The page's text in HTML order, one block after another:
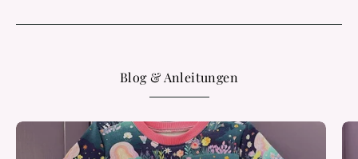
Blog & Anleitungen